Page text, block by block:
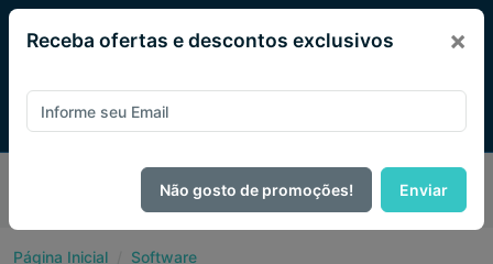
PIX e ganhe 14% OFF em todo o site no mês
de Agosto.
Página Inicial
Software
Receba ofertas e descontos exclusivos ×
Não gosto de promoções! Enviar